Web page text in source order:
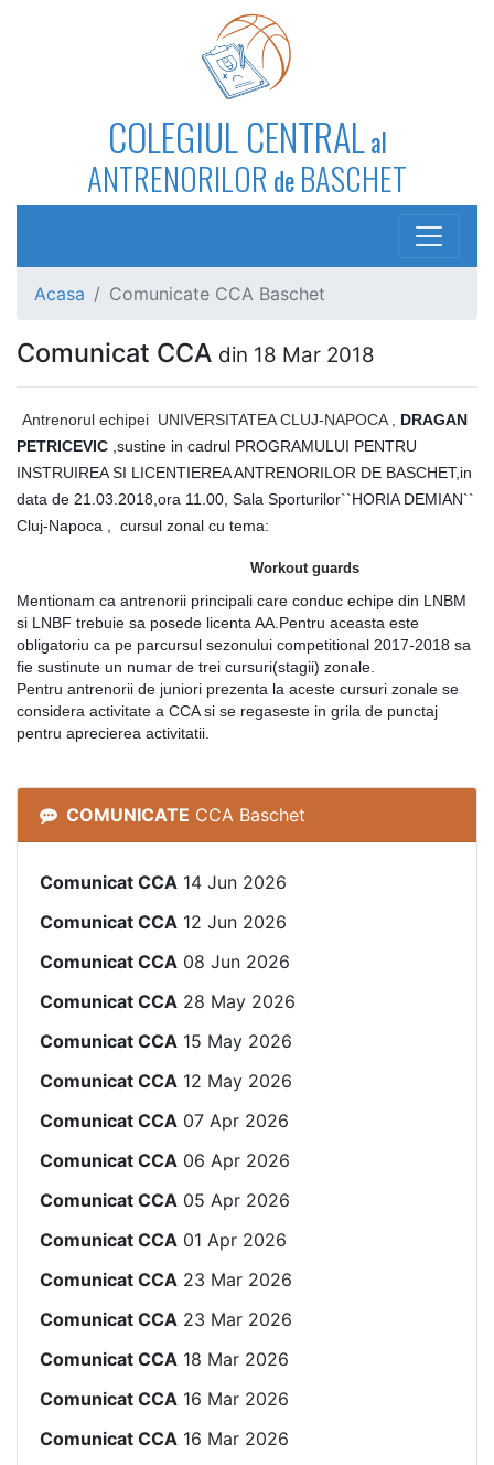
COLEGIUL CENTRALal
ANTRENORILOR de BASCHET
Acasa Comunicate CCA Baschet
Comunicat CCA din 18 Mar 2018
Antrenorul echipei UNIVERSITATEA CLUJ-NAPOCA , DRAGAN
PETRICEVIC ,sustine in cadrul PROGRAMULUI PENTRU
INSTRUIREA SI LICENTIEREA ANTRENORILOR DE BASCHET,in
data de 21.03.2018,ora 11.00, Sala Sporturilor``HORIA DEMIAN``
Cluj-Napoca , cursul zonal cu tema:
Workout guards
Mentionam ca antrenorii principali care conduc echipe din LNBM
si LNBF trebuie sa posede licenta AA.Pentru aceasta este
obligatoriu ca pe parcursul sezonului competitional 2017-2018 sa
fie sustinute un numar de trei cursuri(stagii) zonale.
Pentru antrenorii de juniori prezenta la aceste cursuri zonale se
considera activitate a CCA si se regaseste in grila de punctaj
pentru aprecierea activitatii.
COMUNICATE CCA Baschet
Comunicat CCA 14 Jun 2026
Comunicat CCA 12 Jun 2026
Comunicat CCA 08 Jun 2026
Comunicat CCA 28 May 2026
Comunicat CCA 15 May 2026
Comunicat CCA 12 May 2026
Comunicat CCA 07 Apr 2026
Comunicat CCA 06 Apr 2026
Comunicat CCA 05 Apr 2026
Comunicat CCA 01 Apr 2026
Comunicat CCA 23 Mar 2026
Comunicat CCA 23 Mar 2026
Comunicat CCA 18 Mar 2026
Comunicat CCA 16 Mar 2026
Comunicat CCA 16 Mar 2026